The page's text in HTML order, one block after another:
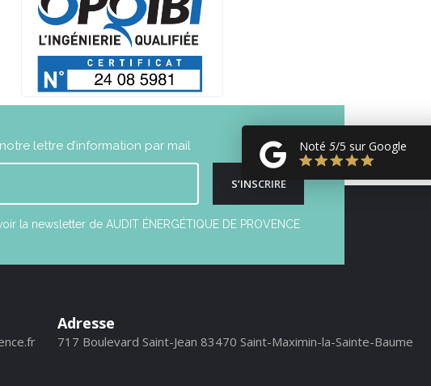
lettre d’information par mail
S’INSCRIRE
la newsletter de AUDIT ÉNERGÉTIQUE DE PROVENCE
Adresse
717 Boulevard Saint-Jean 83470 Saint-Maximin-la-Sainte-Baume
Noté 5/5 sur Google